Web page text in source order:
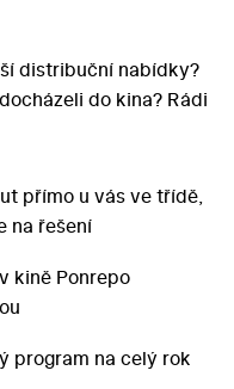
distribuční nabídky?
do kina? Rádi
přímo u vás ve třídě,
na řešení
kině Ponrepo
program na celý rok